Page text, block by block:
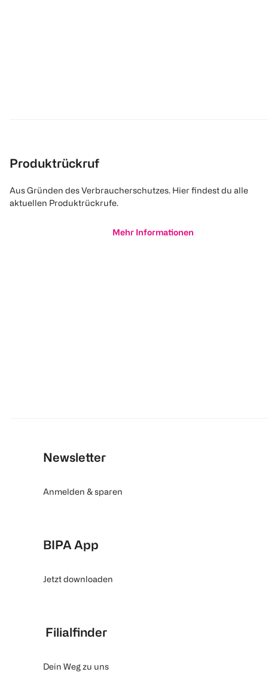
Produktrückruf
Aus Gründen des Verbraucherschutzes. Hier findest du alle
aktuellen Produktrückrufe.
Mehr Informationen
Newsletter
Anmelden & sparen
BIPA App
Jetzt downloaden
Filialfinder
Dein Weg zu uns